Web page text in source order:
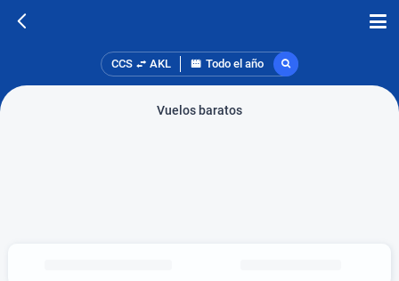
CCS AKL Todo el año
Vuelos baratos